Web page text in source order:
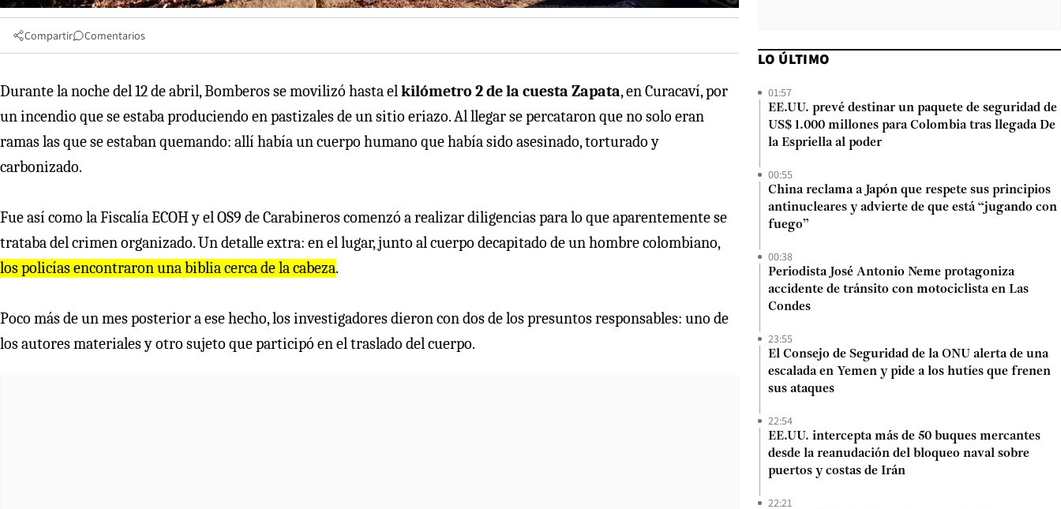
Compartir Comentarios
Durante la noche del 12 de abril, Bomberos se movilizó hasta elkilómetro 2 de la cuesta Zapata, en Curacaví, por
un incendio que se estaba produciendo en pastizales de un sitio eriazo. Al llegar se percataron que no solo eran
ramas las que se estaban quemando: allí había un cuerpo humano que había sido asesinado, torturado y
carbonizado.
Fue así como la Fiscalía ECOH y el OS9 de Carabineros comenzó a realizar diligencias para lo que aparentemente se
trataba del crimen organizado. Un detalle extra: en el lugar, junto al cuerpo decapitado de un hombre colombiano,
los policías encontraron una biblia cerca de la cabeza.
Poco más de un mes posterior a ese hecho, los investigadores dieron con dos de los presuntos responsables: uno de
los autores materiales y otro sujeto que participó en el traslado del cuerpo.
LO ÚLTIMO
01:57
EE.UU. prevé destinar un paquete de seguridad de
US$ 1.000 millones para Colombia tras llegada De
la Espriella al poder
00:55
China reclama a Japón que respete sus principios
antinucleares y advierte de que está “jugando con
fuego”
00:38
Periodista José Antonio Neme protagoniza
accidente de tránsito con motociclista en Las
Condes
23:55
El Consejo de Seguridad de la ONU alerta de una
escalada en Yemen y pide a los hutíes que frenen
sus ataques
22:54
EE.UU. intercepta más de 50 buques mercantes
desde la reanudación del bloqueo naval sobre
puertos y costas de Irán
22:21